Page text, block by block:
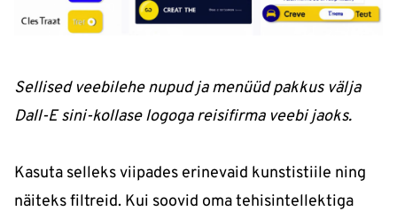
Sellised veebilehe nupud ja menüüd pakkus välja
Dall-E sini-kollase logoga reisifirma veebi jaoks.
Kasuta selleks viipades erinevaid kunstistiile ning
näiteks filtreid. Kui soovid oma tehisintellektiga